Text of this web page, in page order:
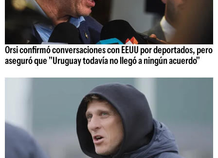
Orsi confirmó conversaciones con EEUU por deportados, pero
aseguró que "Uruguay todavía no llegó a ningún acuerdo"